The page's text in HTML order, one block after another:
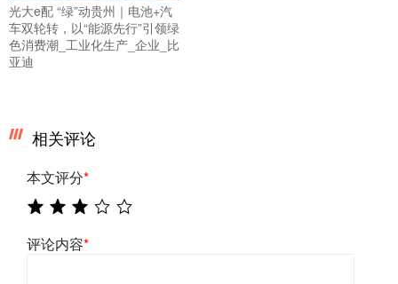
光大e配 “绿”动贵州｜电池+汽
车双轮转，以“能源先行”引领绿
色消费潮_工业化生产_企业_比
亚迪
相关评论
本文评分*
评论内容*